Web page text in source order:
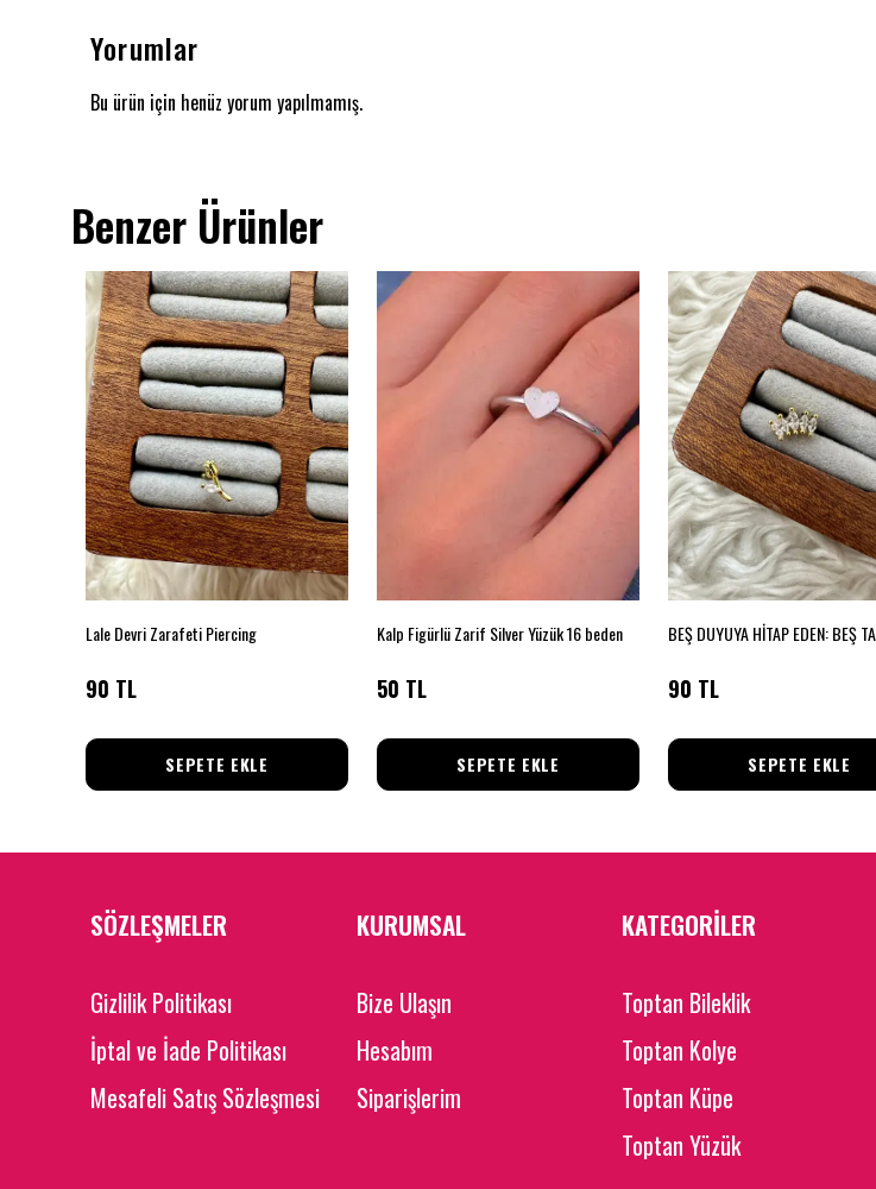
Yorumlar
Bu ürün için henüz yorum yapılmamış.
Benzer Ürünler
Lale Devri Zarafeti Piercing
90 TL
SEPETE EKLE
Kalp Figürlü Zarif Silver Yüzük 16 beden
50 TL
SEPETE EKLE
90 TL
SEPETE EKLE
SÖZLEŞMELER
Gizlilik Politikası
İptal ve İade Politikası
Mesafeli Satış Sözleşmesi
KURUMSAL
Bize Ulaşın
Hesabım
Siparişlerim
KATEGORİLER
Toptan Bileklik
Toptan Kolye
Toptan Küpe
Toptan Yüzük